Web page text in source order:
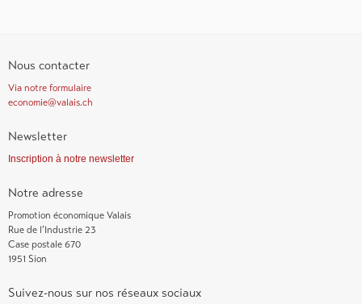
Nous contacter
Via notre formulaire
economie@valais.ch
Newsletter
Inscription à notre newsletter
Notre adresse
Promotion économique Valais
Rue de l’Industrie 23
Case postale 670
1951 Sion
Suivez-nous sur nos réseaux sociaux